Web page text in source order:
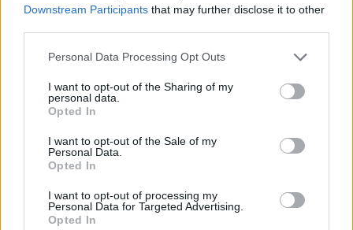
Downstream Participants that may further disclose it to other
Personal Data Processing Opt Outs
I want to opt-out of the Sharing of my
personal data.
Opted In
I want to opt-out of the Sale of my
Personal Data.
Opted In
I want to opt-out of processing my
Personal Data for Targeted Advertising.
Opted In
07/08/2026 - 16:38 ΕΠΙΧΕΙΡΗΣΕΙΣ
για την ανάπτυξη προηγμένων αμυντικών
07/08/2026 - 16:11
1,1534 δολάρια
07/08/2026 - 15:45
Χρηματιστήριο: Στις 2.623,19 μονάδες ο Γενικός
Δείκτης Τιμών, με άνοδο 0,57%